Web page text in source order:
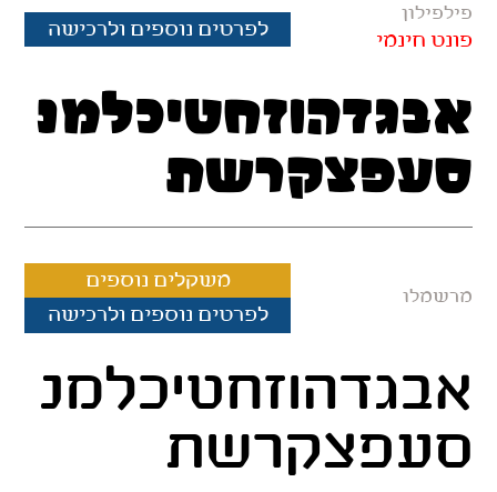
פילפילון
פונט חינמי לפרטים נוספים ולרכישה
אבגדהוזחטיכלמנ
סעפצקרשת
מרשמלו
משקלים נוספים
לפרטים נוספים ולרכישה
אבגדהוזחטיכלמנ
סעפצקרשת